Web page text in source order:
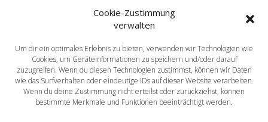
Cookie-Zustimmung
verwalten
Um dir ein optimales Erlebnis zu bieten, verwenden wir Technologien wie
Cookies, um Geräteinformationen zu speichern und/oder darauf
zuzugreifen. Wenn du diesen Technologien zustimmst, können wir Daten
wie das Surfverhalten oder eindeutige IDs auf dieser Website verarbeiten.
Wenn du deine Zustimmung nicht erteilst oder zurückziehst, können
bestimmte Merkmale und Funktionen beeinträchtigt werden.
saprima GmbH
Salvatorstr. 5
84051 Essenbach
Tel: +49 871 / 20216622